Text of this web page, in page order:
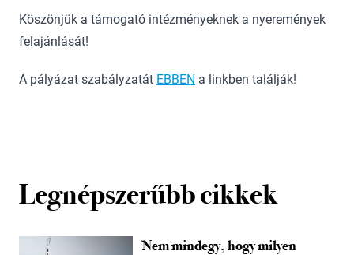
Köszönjük a támogató intézményeknek a nyeremények
felajánlását!
A pályázat szabályzatát EBBEN a linkben találják!
Legnépszerűbb cikkek
Nem mindegy, hogy milyen